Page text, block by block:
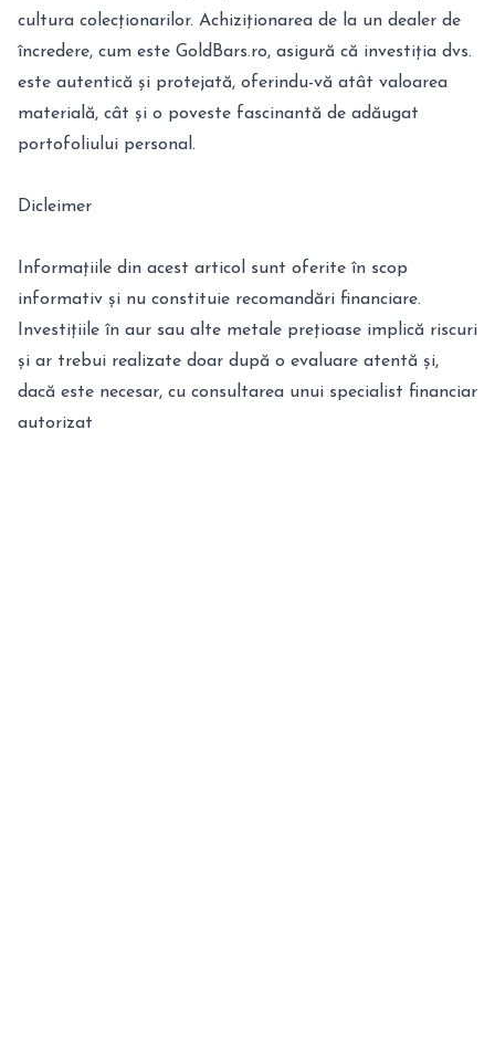
cultura colecționarilor. Achiziționarea de la un dealer de
încredere, cum este GoldBars.ro, asigură că investiția dvs.
este autentică și protejată, oferindu-vă atât valoarea
materială, cât și o poveste fascinantă de adăugat
portofoliului personal.
Dicleimer
Informațiile din acest articol sunt oferite în scop
informativ și nu constituie recomandări financiare.
Investițiile în aur sau alte metale prețioase implică riscuri
și ar trebui realizate doar după o evaluare atentă și,
dacă este necesar, cu consultarea unui specialist financiar
autorizat